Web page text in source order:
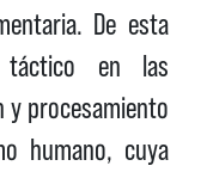
De esta
táctico en las
y procesamiento
humano, cuya